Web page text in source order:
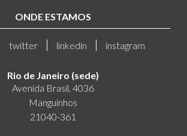
ONDE ESTAMOS
twitter linkedin instagram
Rio de Janeiro (sede)
Avenida Brasil, 4036
Manguinhos
21040-361